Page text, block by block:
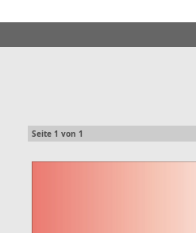
Seite 1 von 1